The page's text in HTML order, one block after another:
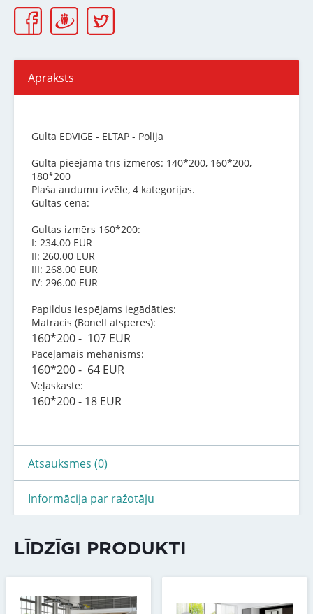
Apraksts
Gulta EDVIGE - ELTAP - Polija
Gulta pieejama trīs izmēros: 140*200, 160*200,
180*200
Plaša audumu izvēle, 4 kategorijas.
Gultas cena:
Gultas izmērs 160*200:
I: 234.00 EUR
II: 260.00 EUR
III: 268.00 EUR
IV: 296.00 EUR
Papildus iespējams iegādāties:
Matracis (Bonell atsperes):
160*200 - 107 EUR
Paceļamais mehānisms:
160*200 - 64 EUR
Veļaskaste:
160*200 - 18 EUR
Atsauksmes (0)
Informācija par ražotāju
LĪDZĪGI PRODUKTI